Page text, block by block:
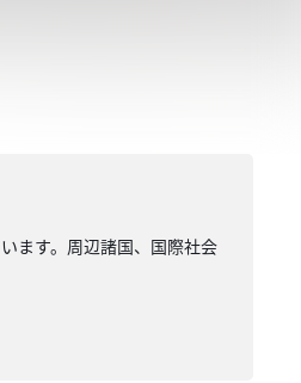
ます。周辺諸国、国際社会